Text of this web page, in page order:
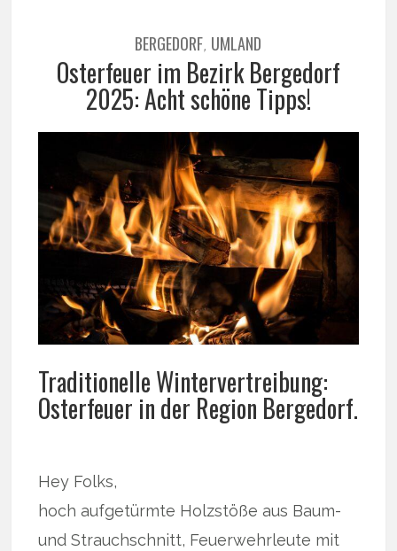
BERGEDORF, UMLAND
Osterfeuer im Bezirk Bergedorf
2025: Acht schöne Tipps!
Traditionelle Wintervertreibung:
Osterfeuer in der Region Bergedorf.
Hey Folks,
hoch aufgetürmte Holzstöße aus Baum-
und Strauchschnitt, Feuerwehrleute mit